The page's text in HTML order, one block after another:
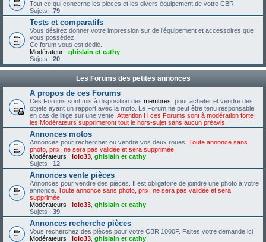
Tout ce qui concerne les pièces et les divers équipement de votre CBR.
Sujets : 79
Tests et comparatifs
Vous désirez donner votre impression sur de l’équipement et accessoires que
vous possédez.
Ce forum vous est dédié.
Modérateur : ghislain et cathy
Sujets : 20
Les Forums des petites annonces
A propos de ces Forums
Ces Forums sont mis à disposition des membres , pour acheter et vendre des
objets ayant un rapport avec la moto. Le Forum ne peut être tenu responsable
en cas de litige sur une vente. Attention ! l ces Forums sont à modération forte :
les Modérateurs supprimeront tout le hors-sujet sans aucun préavis
Annonces motos
Annonces pour rechercher ou vendre vos deux roues. Toute annonce sans
photo, prix, ne sera pas validée et sera supprimée.
Modérateurs : lolo33 ghislain et cathy
Sujets : 12
Annonces vente pièces
Annonces pour vendre des pièces. Il est obligatoire de joindre une photo à votre
annonce. Toute annonce sans photo, prix, ne sera pas validée et sera
supprimée.
Modérateurs : lolo33 ghislain et cathy
Sujets : 39
Annonces recherche pièces
Vous recherchez des pièces pour votre CBR 1000F. Faites votre demande ici
Modérateurs : lolo33 ghislain et cathy